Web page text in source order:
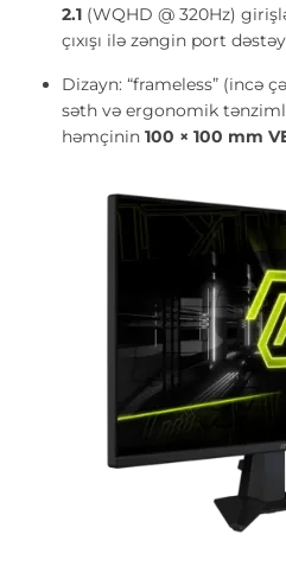
2.1 (WQHD @ 320Hz)
çıxışı ilə zəngin port
Dizayn: “frameless” (incə
səth və ergonomik
həmçinin100 × 100 mm